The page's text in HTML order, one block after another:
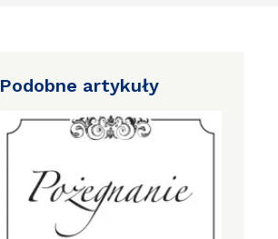
Podobne artykuły